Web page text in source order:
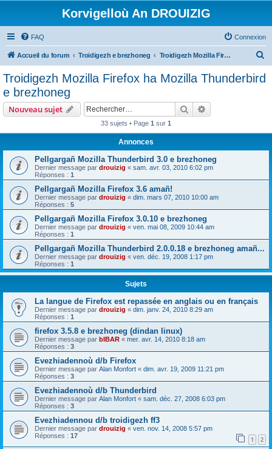
Korvigelloù An DROUIZIG
FAQ Connexion
Accueil du forum Troidigezh e brezhoneg Troidigezh Mozilla Firefox ha Mozilla Thunderbird e brezhoneg
Troidigezh Mozilla Firefox ha Mozilla Thunderbird
e brezhoneg
Nouveau sujet Rechercher
33 sujets • Page 1 sur 1
Annonces
Pellgargañ Mozilla Thunderbird 3.0 e brezhoneg
Dernier message par drouizig « sam. avr. 03, 2010 6:02 pm
Réponses : 1
Pellgargañ Mozilla Firefox 3.6 amañ!
Dernier message par drouizig « dim. mars 07, 2010 10:00 am
Réponses : 5
Pellgargañ Mozilla Firefox 3.0.10 e brezhoneg
Dernier message par drouizig « ven. mai 08, 2009 10:44 am
Réponses : 1
Pellgargañ Mozilla Thunderbird 2.0.0.18 e brezhoneg amañ...
Dernier message par drouizig « ven. déc. 19, 2008 1:17 pm
Réponses : 1
Sujets
La langue de Firefox est repassée en anglais ou en français
Dernier message par drouizig « dim. janv. 24, 2010 8:29 am
Réponses : 1
firefox 3.5.8 e brezhoneg (dindan linux)
Dernier message par bIBAR « mer. avr. 14, 2010 8:18 am
Réponses : 3
Evezhiadennoù d/b Firefox
Dernier message par Alan Monfort « dim. avr. 19, 2009 11:21 pm
Réponses : 3
Evezhiadennoù d/b Thunderbird
Dernier message par Alan Monfort « sam. déc. 27, 2008 6:03 pm
Réponses : 3
Evezhiadennou d/b troidigezh ff3
Dernier message par drouizig « ven. nov. 14, 2008 5:57 pm
Réponses : 17 1 2